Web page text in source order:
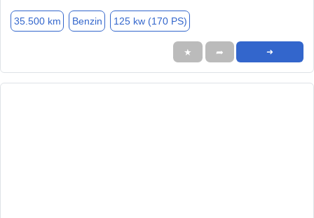
35.500 km Benzin 125 kw (170 PS)
★ ➦ ➜